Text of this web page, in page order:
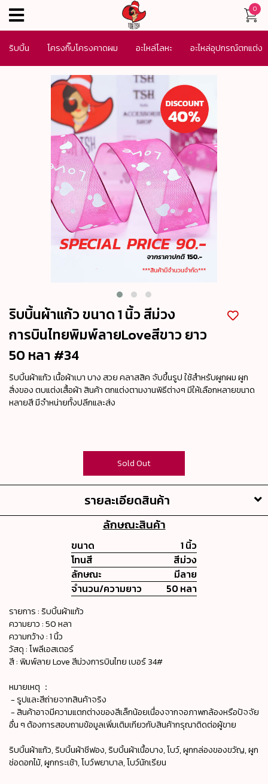
0
menu
ริบบิ้น โครงกิ๊บโครงคาดผม อะไหล่โลหะ อะไหล่อุปกรณ์ตกแต่ง
เครื่องประดับ SALE
ริบบิ้นผ้าแก้ว ขนาด 1 นิ้ว สีม่วง
การบินไทยพิมพ์ลายLoveสีขาว ยาว
50 หลา #34
ริบบิ้นผ้าแก้ว เนื้อผ้าเบา บาง สวย คลาสสิค จับขึ้นรูป ใช้สำหรับผูกผม ผูก
สิ่งของ ตบแต่งเสื้อผ้า สินค้า ตกแต่งตามงานพิธีต่างๆ มีให้เลือกหลายขนาด
หลายสี มีจำหน่ายทั้งปลีกและส่ง
Sold Out
รายละเอียดสินค้า
ลักษณะสินค้า
ขนาด
1 นิ้ว
โทนสี
สีม่วง
ลักษณะ
มีลาย
จำนวน/ความยาว
50 หลา
รายการ : ริบบิ้นผ้าแก้ว
ความยาว : 50 หลา
ความกว้าง : 1 นิ้ว
วัสดุ : โพลีเอสเตอร์
สี : พิมพ์ลาย Love สีม่วงการบินไทย เบอร์ 34#
หมายเหตุ ：
- รูปและสีถ่ายจากสินค้าจริง
- สินค้าอาจมีความแตกต่างของสีเล็กน้อยเนื่องจากจอภาพกล้องหรือปัจจัย
อื่น ๆ ต้องการสอบถามข้อมูลเพิ่มเติมเกียวกับสินค้ากรุณาติดต่อผู้ขาย
ริบบิ้นผ้าแก้ว, ริบบิ้นผ้าชีฟอง, ริบบิ้นผ้าเนื้อบาง, โบว์, ผูกกล่องของขวัญ, ผูก
ช่อดอกไม้, ผูกกระเช้า, โบว์พยาบาล, โบว์นักเรียน